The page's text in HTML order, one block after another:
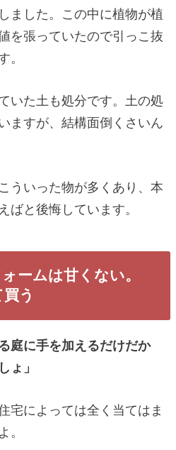
ました。この中に植物が植
を張っていたので引っこ抜
。
いた土も処分です。土の処
ますが、結構面倒くさいん
ういった物が多くあり、本
ばと後悔しています。
ームは甘くない。
う
庭に手を加えるだけだか
ょ」
宅によっては全く当てはま
。